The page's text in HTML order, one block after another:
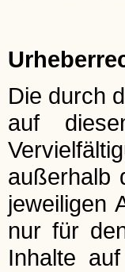
Die durch
auf
außerhalb
jeweiligen
nur für
Inhalte